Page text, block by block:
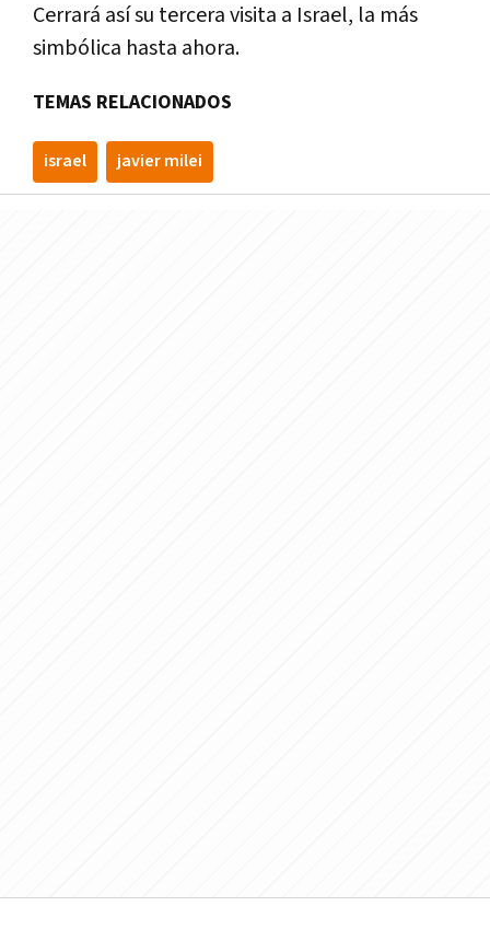
Cerrará así su tercera visita a Israel, la más
simbólica hasta ahora.
TEMAS RELACIONADOS
israel javier milei